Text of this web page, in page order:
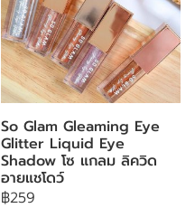
So Glam Gleaming Eye
Glitter Liquid Eye
Shadow โซ แกลม ลิควิด
อายแชโดว์
฿259